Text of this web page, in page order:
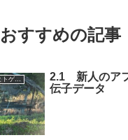
すすめの記事
オンラインブック＿ヒトゲノム事典
2.1 新人のア
伝子データ